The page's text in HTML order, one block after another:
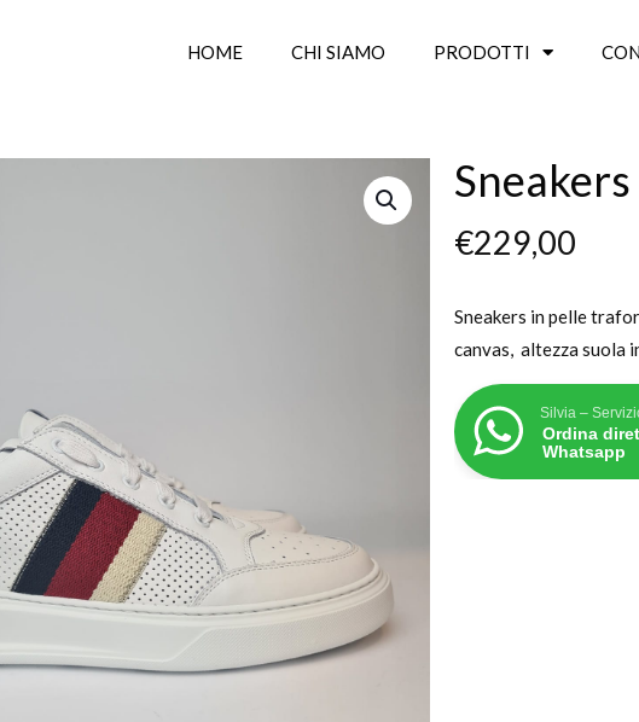
HOME CHI SIAMO PRODOTTI
€229,00
Sneakers in pelle
canvas, altezza suola
Silvia –
Ordina
Whatsapp